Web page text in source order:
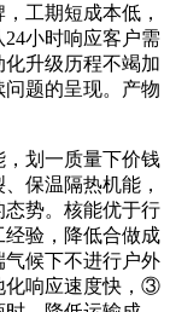
工期短成本低，
小时响应客户需
升级历程不竭加
题的呈现。产物
划一质量下价钱
保温隔热机能，
态势。核能优于行
验，降低合做成
候下不进行户外
化响应速度快，③